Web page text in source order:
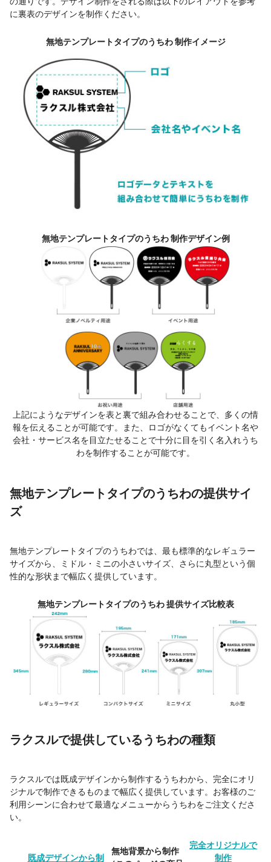
に裏表のデザインを制作ください。
無地テンプレートタイプのうちわ 制作イメージ
無地テンプレートタイプのうちわ 制作デザイン例
上記にようなデザインを表と裏で組み合わせることで、多くの情
報を伝えることが可能です。また、ロゴがなくてもイベント名や
会社・サービス名を目立たせることで十分に目を引く名入れうち
わを制作することが可能です。
無地テンプレートタイプのうちわの提供サイ
ズ
無地テンプレートタイプのうちわでは、最も標準的なレギュラー
サイズから、ミドル・ミニの小さいサイズ、さらに丸型という個
性的な形状まで幅広く提供しています。
無地テンプレートタイプのうちわ 提供サイズ比較表
ラクスルで提供しているうちわの種類
ラクスルでは既成デザインから制作するうちわから、完全にオリ
ジナルで制作できるものまで幅広く提供しています。お客様のご
利用シーンに合わせて最適なメニューからうちわをご注文くださ
い。
既成デザインから制
無地背景から制作
完全オリジナルで
制作